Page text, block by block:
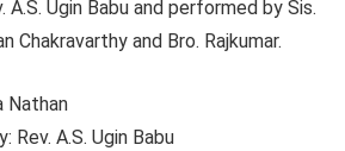
A.S. Ugin Babu and performed by Sis.
Chakravarthy and Bro. Rajkumar.
Nathan
Rev. A.S. Ugin Babu